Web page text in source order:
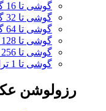
گوشی تا 16 گیگابایت
گوشی تا 32 گیگابایت
گوشی تا 64 گیگابایت
گوشی تا 128 گیگابایت
گوشی تا 256 گیگابایت
گوشی تا 1 ترابایت
رزولوشن